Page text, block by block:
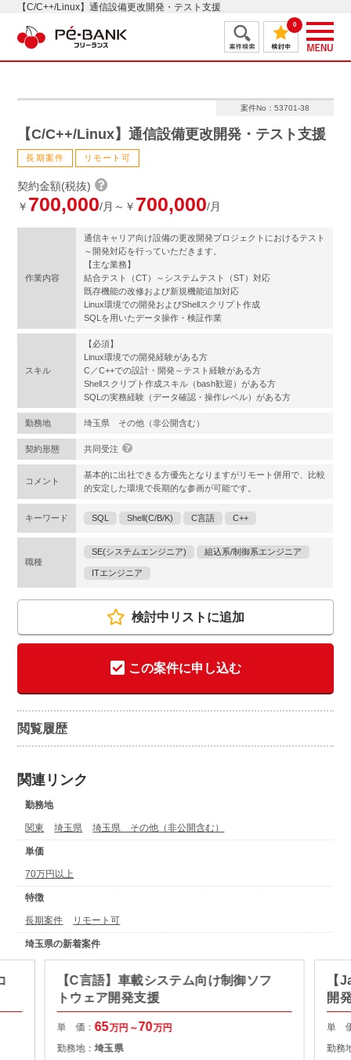
【C/C++/Linux】通信設備更改開発・テスト支援
0
案件No：53701-38
【C/C++/Linux】通信設備更改開発・テスト支援
長期案件 リモート可
契約金額(税抜)
￥ 700,000/月～￥ 700,000/月
作業内容
通信キャリア向け設備の更改開発プロジェクトにおけるテスト
～開発対応を行っていただきます。
【主な業務】
結合テスト（CT）～システムテスト（ST）対応
既存機能の改修および新規機能追加対応
Linux環境での開発およびShellスクリプト作成
SQLを用いたデータ操作・検証作業
スキル
【必須】
Linux環境での開発経験がある方
C／C++での設計・開発～テスト経験がある方
Shellスクリプト作成スキル（bash歓迎）がある方
SQLの実務経験（データ確認・操作レベル）がある方
勤務地 埼玉県 その他（非公開含む）
契約形態 共同受注
コメント
基本的に出社できる方優先となりますがリモート併用で、比較
的安定した環境で長期的な参画が可能です。
キーワード SQL Shell(C/B/K) C言語 C++
職種
SE(システムエンジニア) 組込系/制御系エンジニア
ITエンジニア
検討中リストに追加
この案件に申し込む
閲覧履歴
関連リンク
勤務地
関東 埼玉県 埼玉県 その他（非公開含む）
単価
70万円以上
特徴
長期案件 リモート可
埼玉県の新着案件
【C言語】車載システム向け制御ソフ
トウェア開発支援
単 価：65万円～70万円
勤務地：埼玉県
【
開
単
勤務